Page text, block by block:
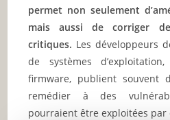
permet non seulement
mais aussi de corriger
critiques. Les développeurs
de systèmes
firmware, publient souvent
remédier à des
pourraient être exploitées par